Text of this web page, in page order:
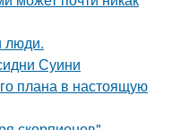
люди.
Суини
плана в настоящую